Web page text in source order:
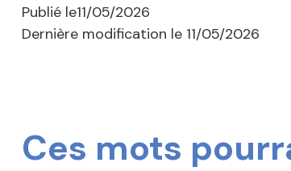
Publié le11/05/2026
Dernière modification le 11/05/2026
Ces mots